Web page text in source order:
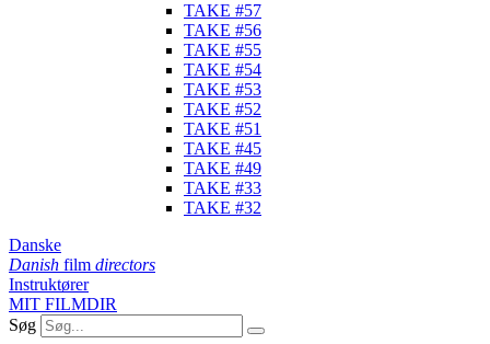
TAKE #57
TAKE #56
TAKE #55
TAKE #54
TAKE #53
TAKE #52
TAKE #51
TAKE #45
TAKE #49
TAKE #33
TAKE #32
Danske
Danish film directors
Instruktører
MIT FILMDIR
Søg